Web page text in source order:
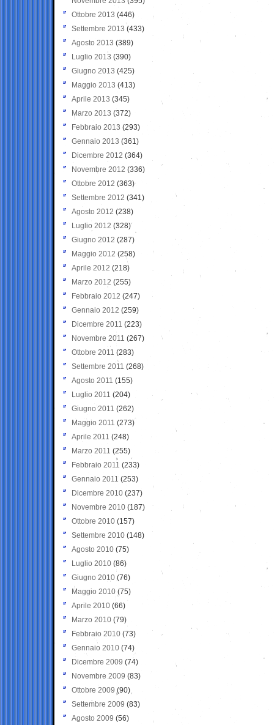
Ottobre 2013 (446)
Settembre 2013 (433)
Agosto 2013 (389)
Luglio 2013 (390)
Giugno 2013 (425)
Maggio 2013 (413)
Aprile 2013 (345)
Marzo 2013 (372)
Febbraio 2013 (293)
Gennaio 2013 (361)
Dicembre 2012 (364)
Novembre 2012 (336)
Ottobre 2012 (363)
Settembre 2012 (341)
Agosto 2012 (238)
Luglio 2012 (328)
Giugno 2012 (287)
Maggio 2012 (258)
Aprile 2012 (218)
Marzo 2012 (255)
Febbraio 2012 (247)
Gennaio 2012 (259)
Dicembre 2011 (223)
Novembre 2011 (267)
Ottobre 2011 (283)
Settembre 2011 (268)
Agosto 2011 (155)
Luglio 2011 (204)
Giugno 2011 (262)
Maggio 2011 (273)
Aprile 2011 (248)
Marzo 2011 (255)
Febbraio 2011 (233)
Gennaio 2011 (253)
Dicembre 2010 (237)
Novembre 2010 (187)
Ottobre 2010 (157)
Settembre 2010 (148)
Agosto 2010 (75)
Luglio 2010 (86)
Giugno 2010 (76)
Maggio 2010 (75)
Aprile 2010 (66)
Marzo 2010 (79)
Febbraio 2010 (73)
Gennaio 2010 (74)
Dicembre 2009 (74)
Novembre 2009 (83)
Ottobre 2009 (90)
Settembre 2009 (83)
Agosto 2009 (56)